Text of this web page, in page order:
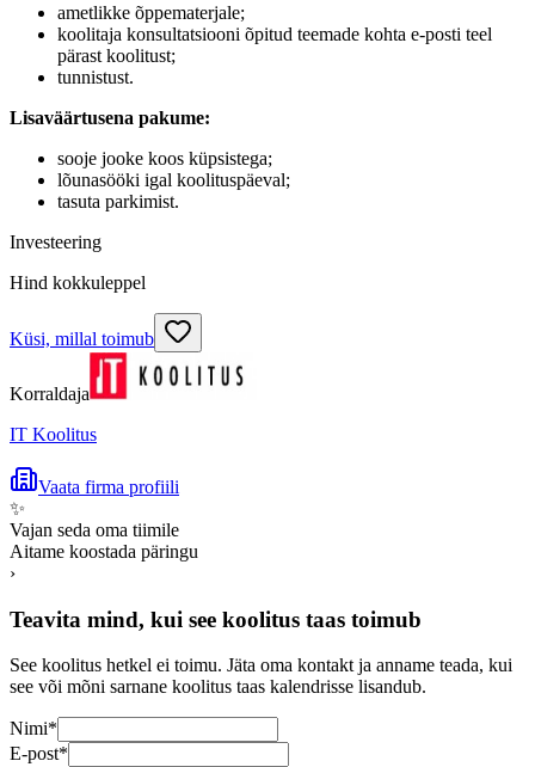
ametlikke õppematerjale;
koolitaja konsultatsiooni õpitud teemade kohta e-posti teel
pärast koolitust;
tunnistust.
Lisaväärtusena pakume:
sooje jooke koos küpsistega;
lõunasööki igal koolituspäeval;
tasuta parkimist.
Investeering
Hind kokkuleppel
Küsi, millal toimub
Korraldaja
IT Koolitus
Vaata firma profiili
✨
Vajan seda oma tiimile
Aitame koostada päringu
›
Teavita mind, kui see koolitus taas toimub
See koolitus hetkel ei toimu. Jäta oma kontakt ja anname teada, kui
see või mõni sarnane koolitus taas kalendrisse lisandub.
Nimi*
E-post*